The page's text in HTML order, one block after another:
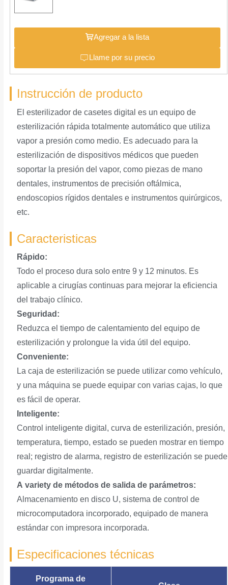
Agregar a la lista
Llame por su precio
Instrucción de producto
El esterilizador de casetes digital es un equipo de
esterilización rápida totalmente automático que utiliza
vapor a presión como medio. Es adecuado para la
esterilización de dispositivos médicos que pueden
soportar la presión del vapor, como piezas de mano
dentales, instrumentos de precisión oftálmica,
endoscopios rígidos dentales e instrumentos quirúrgicos,
etc.
Caracteristicas
Rápido:
Todo el proceso dura solo entre 9 y 12 minutos. Es
aplicable a cirugías continuas para mejorar la eficiencia
del trabajo clínico.
Seguridad:
Reduzca el tiempo de calentamiento del equipo de
esterilización y prolongue la vida útil del equipo.
Conveniente:
La caja de esterilización se puede utilizar como vehículo,
y una máquina se puede equipar con varias cajas, lo que
es fácil de operar.
Inteligente:
Control inteligente digital, curva de esterilización, presión,
temperatura, tiempo, estado se pueden mostrar en tiempo
real; registro de alarma, registro de esterilización se puede
guardar digitalmente.
A variety de métodos de salida de parámetros:
Almacenamiento en disco U, sistema de control de
microcomputadora incorporado, equipado de manera
estándar con impresora incorporada.
Especificaciones técnicas
Programa de